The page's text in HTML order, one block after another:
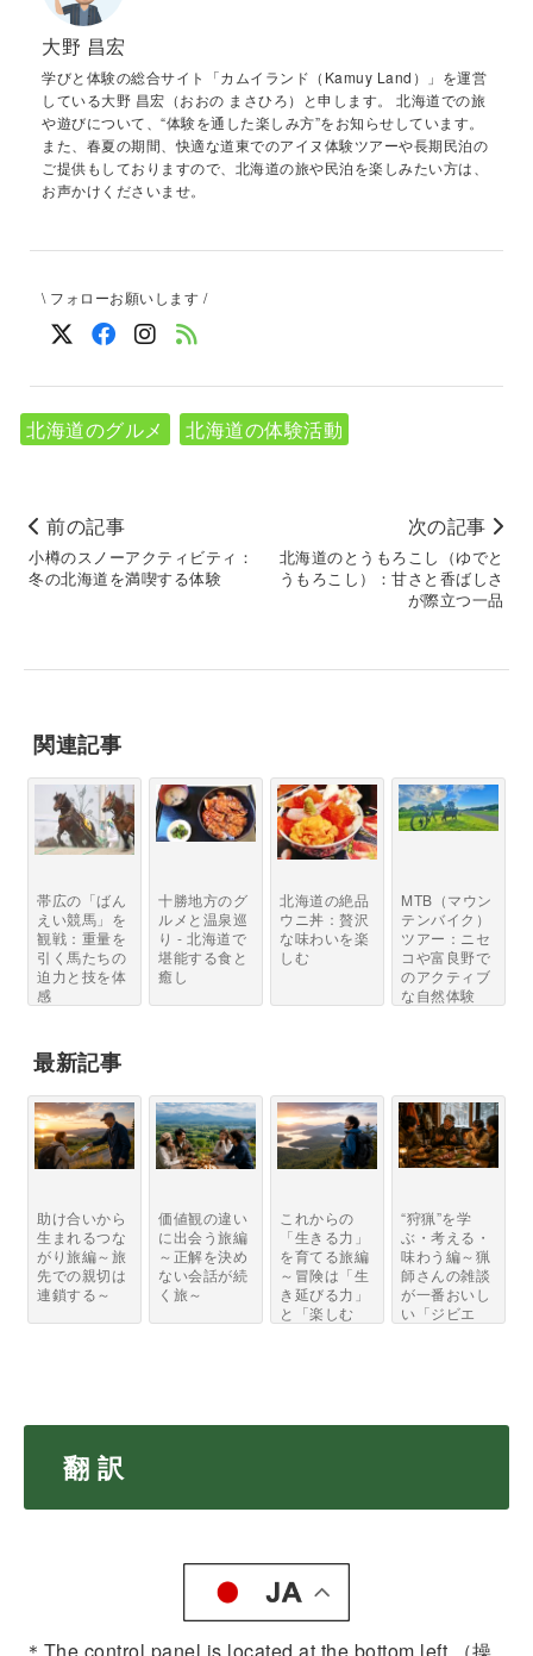
大野 昌宏
学びと体験の総合サイト「カムイランド（Kamuy Land）」を運営
している大野 昌宏（おおの まさひろ）と申します。 北海道での旅
や遊びについて、“体験を通した楽しみ方”をお知らせしています。
また、春夏の期間、快適な道東でのアイヌ体験ツアーや長期民泊の
ご提供もしておりますので、北海道の旅や民泊を楽しみたい方は、
お声かけくださいませ。
\ フォローお願いします /
北海道のグルメ 北海道の体験活動
前の記事
小樽のスノーアクティビティ：
冬の北海道を満喫する体験
次の記事
北海道のとうもろこし（ゆでと
うもろこし）：甘さと香ばしさ
が際立つ一品
関連記事
帯広の「ばん
えい競馬」を
観戦：重量を
引く馬たちの
迫力と技を体
感
十勝地方のグ
ルメと温泉巡
り - 北海道で
堪能する食と
癒し
北海道の絶品
ウニ丼：贅沢
な味わいを楽
しむ
MTB（マウン
テンバイク）
ツアー：ニセ
コや富良野で
のアクティブ
な自然体験
最新記事
助け合いから
生まれるつな
がり旅編～旅
先での親切は
連鎖する～
価値観の違い
に出会う旅編
～正解を決め
ない会話が続
く旅～
これからの
「生きる力」
を育てる旅編
～冒険は「生
き延びる力」
と「楽しむ
“狩猟”を学
ぶ・考える・
味わう編～猟
師さんの雑談
が一番おいし
い「ジビエ
翻 訳